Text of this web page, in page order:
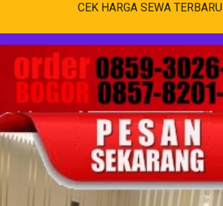
CEK HARGA SEWA TERBARU